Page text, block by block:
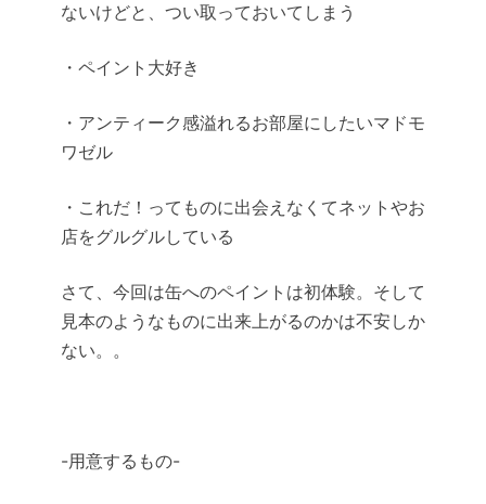
ないけどと、つい取っておいてしまう
・ペイント大好き
・アンティーク感溢れるお部屋にしたいマドモ
ワゼル
・これだ！ってものに出会えなくてネットやお
店をグルグルしている
さて、今回は缶へのペイントは初体験。そして
見本のようなものに出来上がるのかは不安しか
ない。。
-用意するもの-